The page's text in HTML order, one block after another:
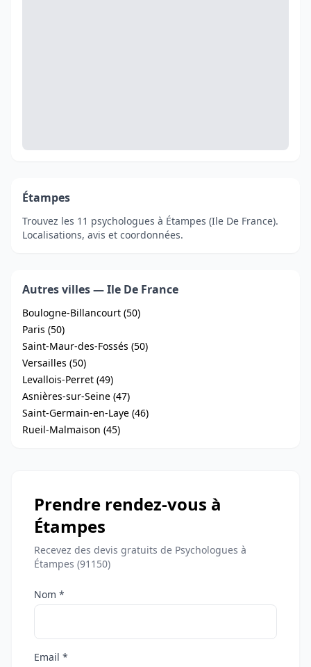
Étampes
Trouvez les 11 psychologues à Étampes (Ile De France).
Localisations, avis et coordonnées.
Autres villes — Ile De France
Boulogne-Billancourt (50)
Paris (50)
Saint-Maur-des-Fossés (50)
Versailles (50)
Levallois-Perret (49)
Asnières-sur-Seine (47)
Saint-Germain-en-Laye (46)
Rueil-Malmaison (45)
Prendre rendez-vous à
Étampes
Recevez des devis gratuits de Psychologues à
Étampes (91150)
Nom *
Email *